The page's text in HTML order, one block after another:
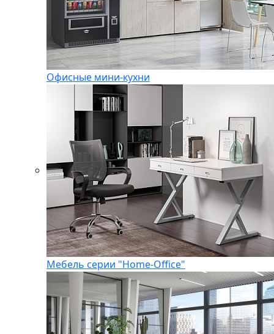
Офисные мини-кухни
Мебель серии "Home-Office"